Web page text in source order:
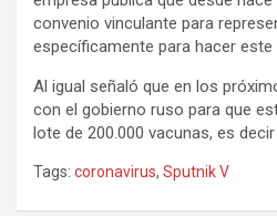
convenio vinculante para
específicamente para hacer este
Al igual señaló que en los
con el gobierno ruso para que
lote de 200.000 vacunas, es
Tags: coronavirus, Sputnik V